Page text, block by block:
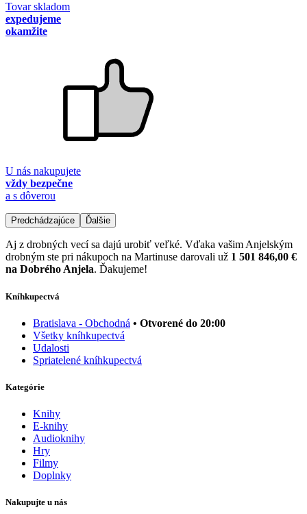
Tovar skladom
expedujeme
okamžite
U nás nakupujete
vždy bezpečne
a s dôverou
Predchádzajúce Ďalšie
Aj z drobných vecí sa dajú urobiť veľké. Vďaka vašim Anjelským
drobným ste pri nákupoch na Martinuse darovali už 1 501 846,00 €
na Dobrého Anjela. Ďakujeme!
Kníhkupectvá
Bratislava - Obchodná • Otvorené do 20:00
Všetky kníhkupectvá
Udalosti
Spriatelené kníhkupectvá
Kategórie
Knihy
E-knihy
Audioknihy
Hry
Filmy
Doplnky
Nakupujte u nás